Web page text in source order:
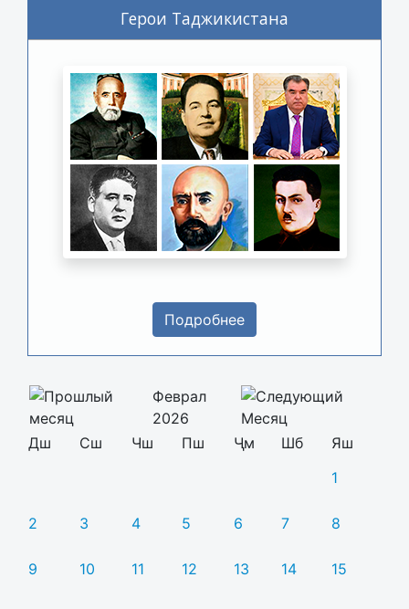
Герои Таджикистана
Подробнее
Феврал
2026
Дш
Сш Чш Пш Ҷм Шб
Яш
1
2 3 4 5 6 7 8
9 10 11 12 13 14 15